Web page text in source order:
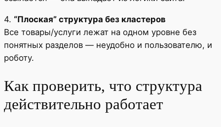
4. “Плоская” структура без кластеров
Все товары/услуги лежат на одном уровне без
понятных разделов — неудобно и пользователю, и
роботу.
Как проверить, что структура
действительно работает